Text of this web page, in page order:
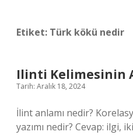
Etiket: Türk kökü nedir
Ilinti Kelimesinin
Tarih: Aralık 18, 2024
İlint anlamı nedir?
yazımı nedir? Cevap: ilgi,